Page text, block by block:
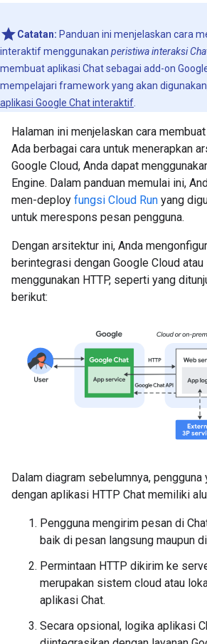
Catatan: Panduan ini menjelaskan cara
interaktif menggunakan peristiwa interaksi
membuat aplikasi Chat sebagai add-on
mempelajari framework yang akan
aplikasi Google Chat interaktif
Halaman ini menjelaskan cara
Ada berbagai cara untuk menerapkan
Google Cloud, Anda dapat
Engine. Dalam panduan memulai ini,
men-deploy fungsi Cloud Run yang
untuk merespons pesan pengguna.
Dengan arsitektur ini, Anda
berintegrasi dengan Google Cloud
menggunakan HTTP, seperti yang
berikut:
Dalam diagram sebelumnya,
dengan aplikasi HTTP Chat memiliki
Pengguna mengirim pesan di
baik di pesan langsung maupun
Permintaan HTTP dikirim ke
merupakan sistem cloud atau
aplikasi Chat.
Secara opsional, logika aplikasi